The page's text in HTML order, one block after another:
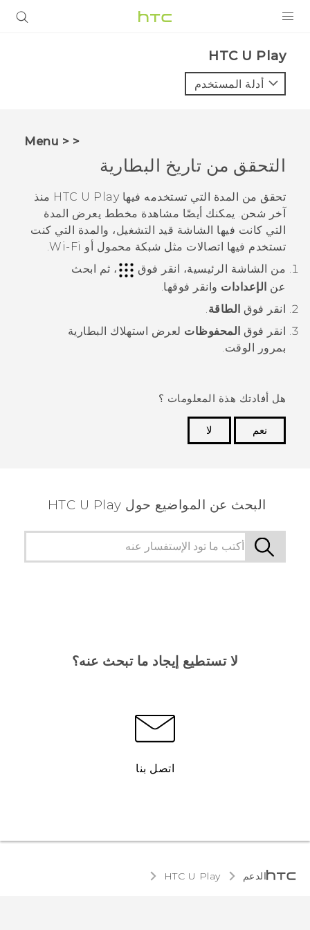
VIVE
VIVERSE
البرامج + التطبيقات
الدعم
أجهزة HTC والملحقات
HTC U Play‎
أدلة المستخدم
< < Menu
التحقق من تاريخ البطارية
تحقق من المدة التي تستخدمه فيهاHTC U Play منذ
آخر شحن. يمكنك أيضًا مشاهدة مخطط يعرض المدة
التي كانت فيها الشاشة قيد التشغيل، والمدة التي كنت
تستخدم فيها اتصالات مثل شبكة محمول أو Wi‍-Fi
.
من الشاشة
الرئيسية، انقر فوق
، ثم ابحث
عن الإعدادات وانقر فوقها.
انقر فوق الطاقة
انقر فوق المحفوظات لعرض استهلاك البطارية
بمرور الوقت.
هل أفادتك هذة المعلومات ؟
نعم
لا
البحث عن المواضيع حول HTC U Play
لا تستطيع إيجاد ما تبحث عنه؟
اتصل بنا
الدعم HTC U Play‎